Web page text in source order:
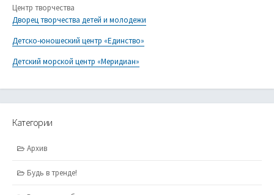
Центр творчества
Дворец творчества детей и молодежи
Детско-юношеский центр «Единство»
Детский морской центр «Меридиан»
Категории
Архив
Будь в тренде!